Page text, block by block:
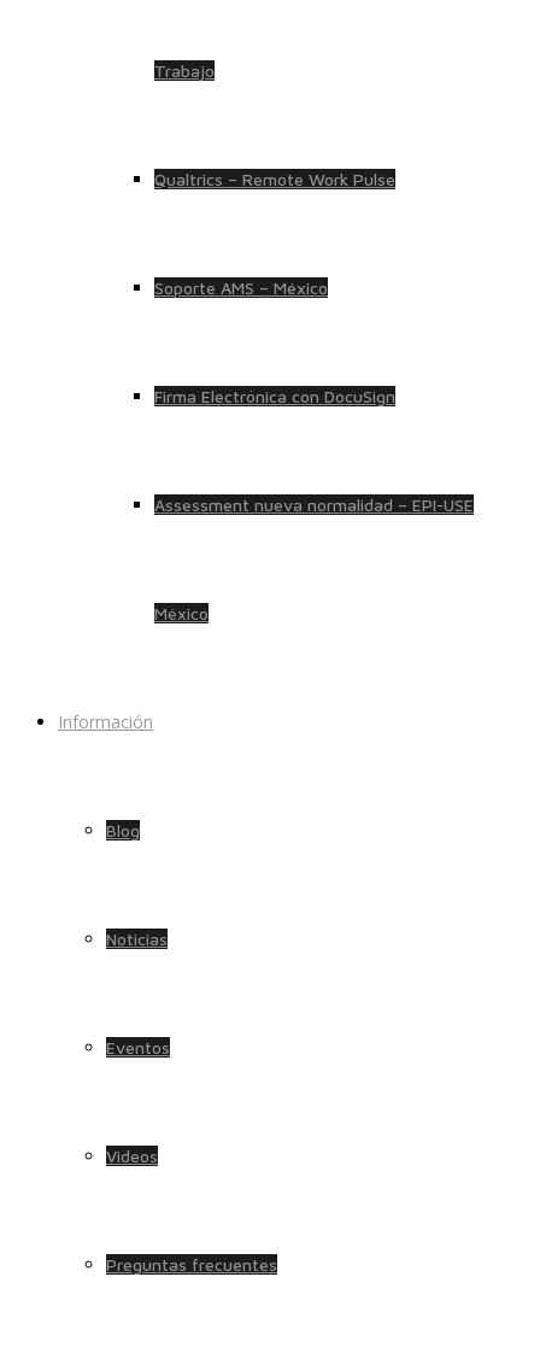
Trabajo
Qualtrics – Remote Work Pulse
Soporte AMS – México
Firma Electrónica con DocuSign
Assessment nueva normalidad – EPI-USE
México
Información
Blog
Noticias
Eventos
Videos
Preguntas frecuentes